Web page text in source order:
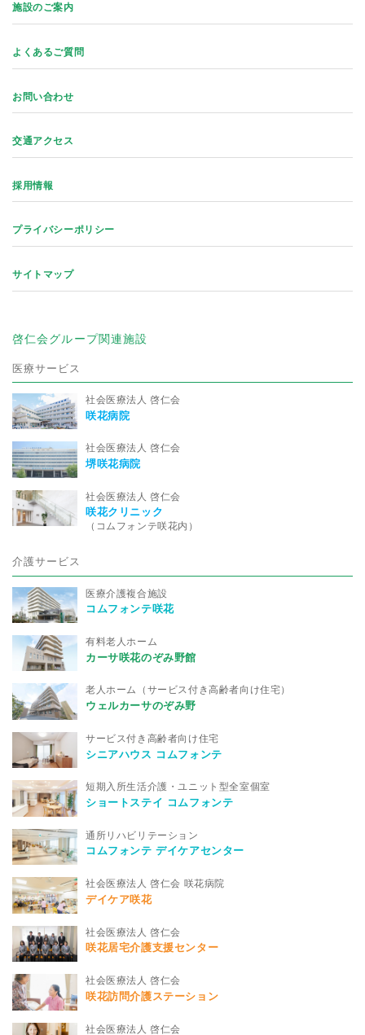
施設のご案内
よくあるご質問
お問い合わせ
交通アクセス
採用情報
プライバシーポリシー
サイトマップ
啓仁会グループ関連施設
医療サービス
社会医療法人 啓仁会
咲花病院
社会医療法人 啓仁会
堺咲花病院
社会医療法人 啓仁会
咲花クリニック
（コムフォンテ咲花内）
介護サービス
医療介護複合施設
コムフォンテ咲花
有料老人ホーム
カーサ咲花のぞみ野館
老人ホーム（サービス付き高齢者向け住宅）
ウェルカーサのぞみ野
サービス付き高齢者向け住宅
シニアハウス コムフォンテ
短期入所生活介護・ユニット型全室個室
ショートステイ コムフォンテ
通所リハビリテーション
コムフォンテ デイケアセンター
社会医療法人 啓仁会 咲花病院
デイケア咲花
社会医療法人 啓仁会
咲花居宅介護支援センター
社会医療法人 啓仁会
咲花訪問介護ステーション
社会医療法人 啓仁会